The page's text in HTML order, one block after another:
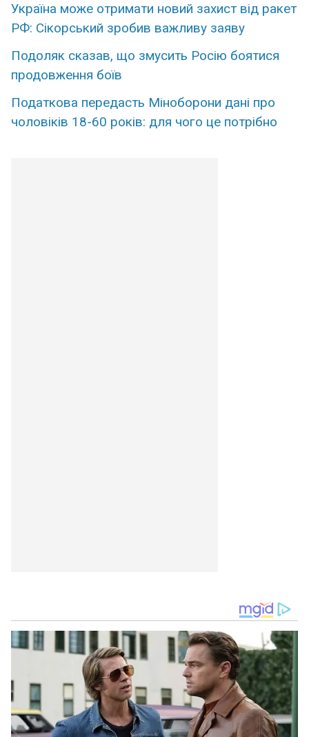
Україна може отримати новий захист від ракет
РФ: Сікорський зробив важливу заяву
Подоляк сказав, що змусить Росію боятися
продовження боїв
Податкова передасть Міноборони дані про
чоловіків 18-60 років: для чого це потрібно